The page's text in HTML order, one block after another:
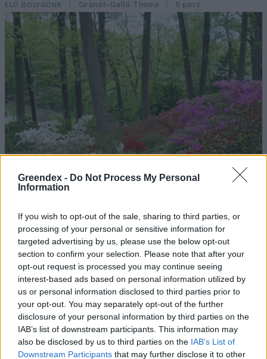
Greendex - Do Not Process My Personal
Information
If you wish to opt-out of the sale, sharing to third parties, or
processing of your personal or sensitive information for
targeted advertising by us, please use the below opt-out
section to confirm your selection. Please note that after your
opt-out request is processed you may continue seeing
interest-based ads based on personal information utilized by
us or personal information disclosed to third parties prior to
your opt-out. You may separately opt-out of the further
disclosure of your personal information by third parties on the
IAB’s list of downstream participants. This information may
also be disclosed by us to third parties on the IAB’s List of
Downstream Participants that may further disclose it to other
ÉLŐ BOLYGÓNK Granát-Galló Tímea 5 perc
Magyarország tele van gyönyörű növényekkel, így arborétumokkal
is. A jó idő beköszöntével érdemes minél többet felkeresni.
Születésnapi programokkal várja a
hétvégén a közönséget a 160 éves